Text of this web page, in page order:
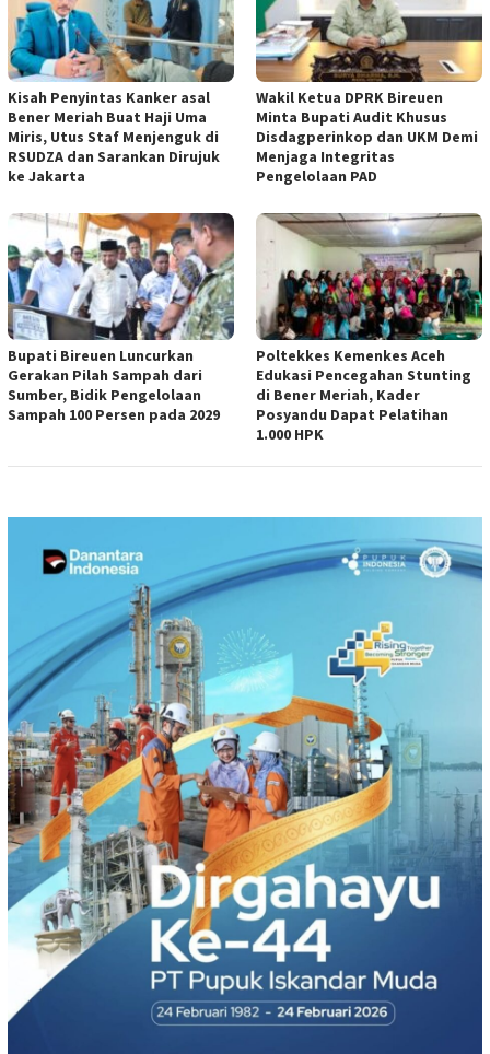
Kisah Penyintas Kanker asal
Bener Meriah Buat Haji Uma
Miris, Utus Staf Menjenguk di
RSUDZA dan Sarankan Dirujuk
ke Jakarta
Wakil Ketua DPRK Bireuen
Minta Bupati Audit Khusus
Disdagperinkop dan UKM Demi
Menjaga Integritas
Pengelolaan PAD
Bupati Bireuen Luncurkan
Gerakan Pilah Sampah dari
Sumber, Bidik Pengelolaan
Sampah 100 Persen pada 2029
Poltekkes Kemenkes Aceh
Edukasi Pencegahan Stunting
di Bener Meriah, Kader
Posyandu Dapat Pelatihan
1.000 HPK